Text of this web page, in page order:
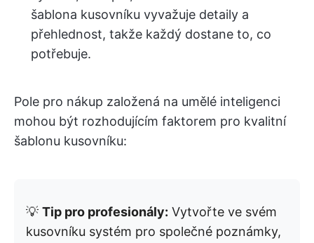
šablona kusovníku vyvažuje detaily a
přehlednost, takže každý dostane to, co
potřebuje.
Pole pro nákup založená na umělé inteligenci
mohou být rozhodujícím faktorem pro kvalitní
šablonu kusovníku:
💡 Tip pro profesionály: Vytvořte ve svém
kusovníku systém pro společné poznámky,